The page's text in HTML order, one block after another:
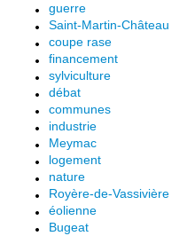
guerre
Saint-Martin-Château
coupe rase
financement
sylviculture
débat
communes
industrie
Meymac
logement
nature
Royère-de-Vassivière
éolienne
Bugeat